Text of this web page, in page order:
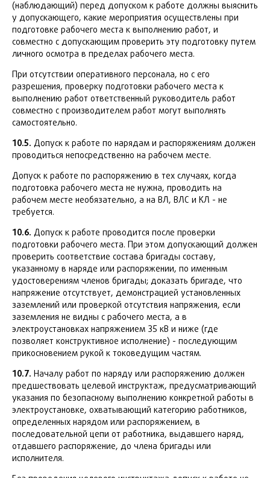
(наблюдающий) перед допуском к работе должны выяснить
у допускающего, какие мероприятия осуществлены при
подготовке рабочего места к выполнению работ, и
совместно с допускающим проверить эту подготовку путем
личного осмотра в пределах рабочего места.
При отсутствии оперативного персонала, но с его
разрешения, проверку подготовки рабочего места к
выполнению работ ответственный руководитель работ
совместно с производителем работ могут выполнять
самостоятельно.
10.5. Допуск к работе по нарядам и распоряжениям должен
проводиться непосредственно на рабочем месте.
Допуск к работе по распоряжению в тех случаях, когда
подготовка рабочего места не нужна, проводить на
рабочем месте необязательно, а на ВЛ, ВЛС и КЛ - не
требуется.
10.6. Допуск к работе проводится после проверки
подготовки рабочего места. При этом допускающий должен
проверить соответствие состава бригады составу,
указанному в наряде или распоряжении, по именным
удостоверениям членов бригады; доказать бригаде, что
напряжение отсутствует, демонстрацией установленных
заземлений или проверкой отсутствия напряжения, если
заземления не видны с рабочего места, а в
электроустановках напряжением 35 кВ и ниже (где
позволяет конструктивное исполнение) - последующим
прикосновением рукой к токоведущим частям.
10.7. Началу работ по наряду или распоряжению должен
предшествовать целевой инструктаж, предусматривающий
указания по безопасному выполнению конкретной работы в
электроустановке, охватывающий категорию работников,
определенных нарядом или распоряжением, в
последовательной цепи от работника, выдавшего наряд,
отдавшего распоряжение, до члена бригады или
исполнителя.